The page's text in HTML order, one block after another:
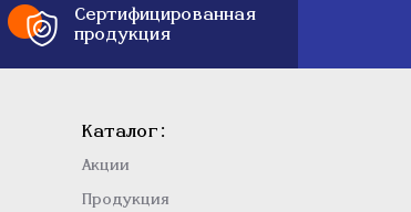
Сертифицированная
продукция
Каталог:
Акции
Продукция